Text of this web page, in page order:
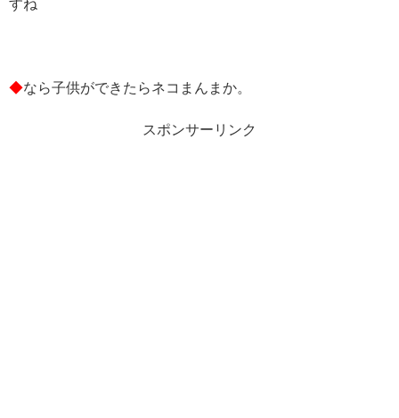
すね
◆なら子供ができたらネコまんまか。
スポンサーリンク